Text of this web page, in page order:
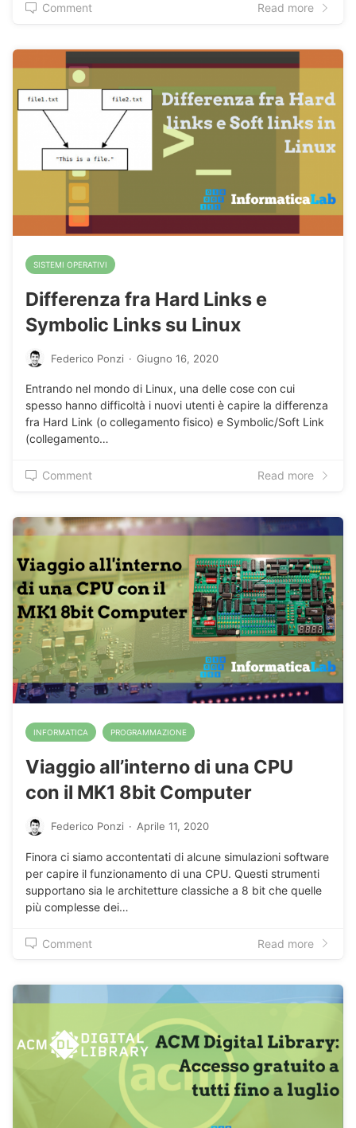
Comment Read more
SISTEMI OPERATIVI
Differenza fra Hard Links e
Symbolic Links su Linux
Federico Ponzi · Giugno 16, 2020
Entrando nel mondo di Linux, una delle cose con cui
spesso hanno difficoltà i nuovi utenti è capire la differenza
fra Hard Link (o collegamento fisico) e Symbolic/Soft Link
(collegamento…
Comment Read more
INFORMATICA PROGRAMMAZIONE
Viaggio all’interno di una CPU
con il MK1 8bit Computer
Federico Ponzi · Aprile 11, 2020
Finora ci siamo accontentati di alcune simulazioni software
per capire il funzionamento di una CPU. Questi strumenti
supportano sia le architetture classiche a 8 bit che quelle
più complesse dei…
Comment Read more